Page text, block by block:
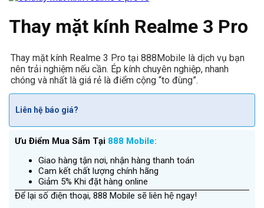
Thay mặt kính Realme 3 Pro
Thay mặt kính Realme 3 Pro tại 888Mobile là dịch vụ bạn
nên trải nghiệm nếu cần. Ép kính chuyên nghiệp, nhanh
chóng và nhất là giá rẻ là điểm cộng “to đùng”.
Liên hệ báo giá?
Ưu Điểm Mua Sắm Tại 888 Mobile:
Giao hàng tận nơi, nhận hàng thanh toán
Cam kết chất lượng chính hãng
Giảm 5% Khi đặt hàng online
Để lại số điện thoại, 888 Mobile sẽ liên hệ ngay!